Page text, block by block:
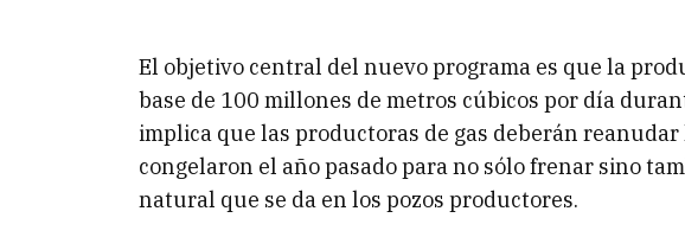
El objetivo central del nuevo programa es que la
base de 100 millones de metros cúbicos por día
implica que las productoras de gas deberán
congelaron el año pasado para no sólo frenar sino
natural que se da en los pozos productores.